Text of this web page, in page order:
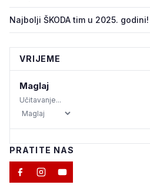
Najbolji ŠKODA tim u 2025. godini!
VRIJEME
Maglaj
Učitavanje...
PRATITE NAS